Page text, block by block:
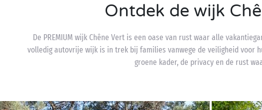
Ontdek de wijk
De PREMIUM wijk Chêne Vert is een oase van rust waar alle
volledig autovrije wijk is in trek bij families vanwege de veiligheid voor
groene kader, de privacy en de rust